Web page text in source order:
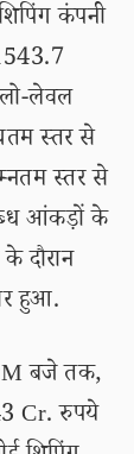
कंपनी
लेवल
स्तर से
स्तर से
आंकड़ों के
दौरान
हुआ.
बजे तक,
Cr. रुपये